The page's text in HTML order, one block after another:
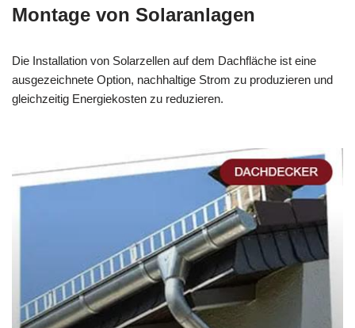
Montage von Solaranlagen
Die Installation von Solarzellen auf dem Dachfläche ist eine
ausgezeichnete Option, nachhaltige Strom zu produzieren und
gleichzeitig Energiekosten zu reduzieren.